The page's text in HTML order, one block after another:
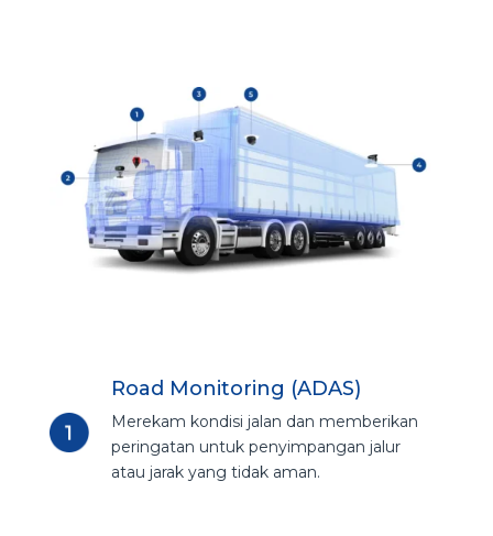
Road Monitoring (ADAS)
Merekam kondisi jalan dan memberikan
peringatan untuk penyimpangan jalur
atau jarak yang tidak aman.